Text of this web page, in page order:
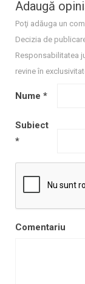
Adaugă
Poţi adăuga un
Decizia de
Responsabilitatea
revine în
Nume *
Subiect
*
Comentariu